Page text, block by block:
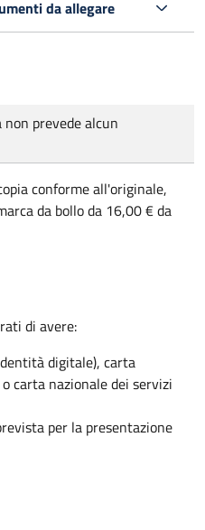
da allegare
prevede alcun
conforme all'originale,
da bollo da 16,00 € da
di avere:
digitale), carta
carta nazionale dei servizi
per la presentazione